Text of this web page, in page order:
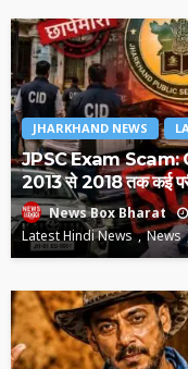
JHARKHAND NEWS
JPSC Exam Scam:
2013 से 2018 तक कई
News Box Bharat
Latest Hindi News
News